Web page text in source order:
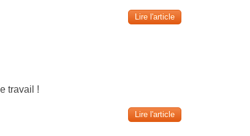
Lire l'article
travail !
Lire l'article